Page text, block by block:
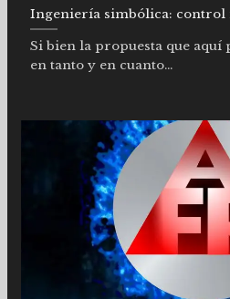
Ingeniería simbólica: control
Si bien la propuesta que aquí
en tanto y en cuanto...